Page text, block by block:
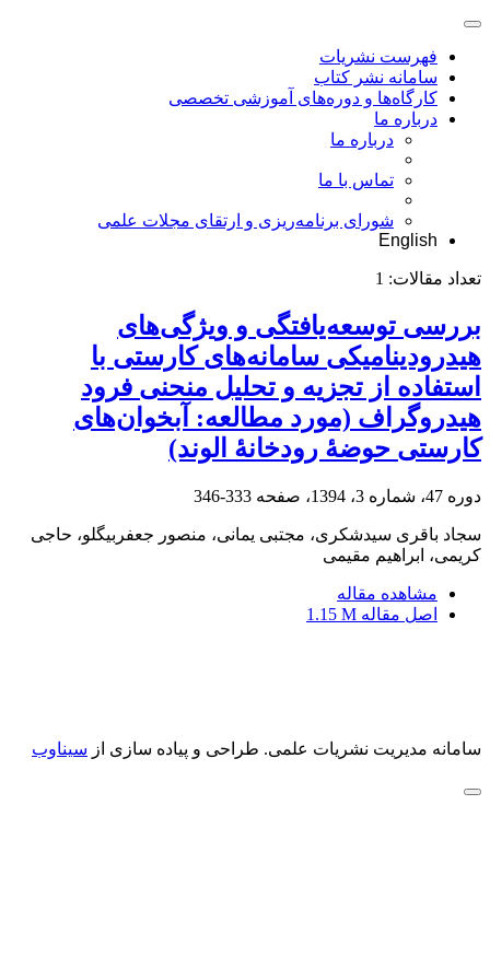
فهرست نشریات
سامانه نشر کتاب
کارگاه‌ها و دوره‌های آموزشی تخصصی
درباره ما
درباره ما
تماس با ما
شورای برنامه‌ریزی و ارتقای مجلات علمی
English
تعداد مقالات: 1
بررسی توسعه‌یافتگی و ویژگی‌های
هیدرودینامیکی سامانه‌‌های کارستی با
استفاده از تجزیه و تحلیل منحنی فرود
هیدروگراف (مورد مطالعه: آبخوان‌های
کارستی حوضۀ رودخانۀ الوند)
دوره 47، شماره 3، 1394، صفحه 333-346
سجاد باقری سیدشکری، مجتبی یمانی، منصور جعفربیگلو، حاجی
کریمی، ابراهیم مقیمی
مشاهده مقاله
اصل مقاله 1.15 M
سامانه مدیریت نشریات علمی. طراحی و پیاده سازی از سیناوب